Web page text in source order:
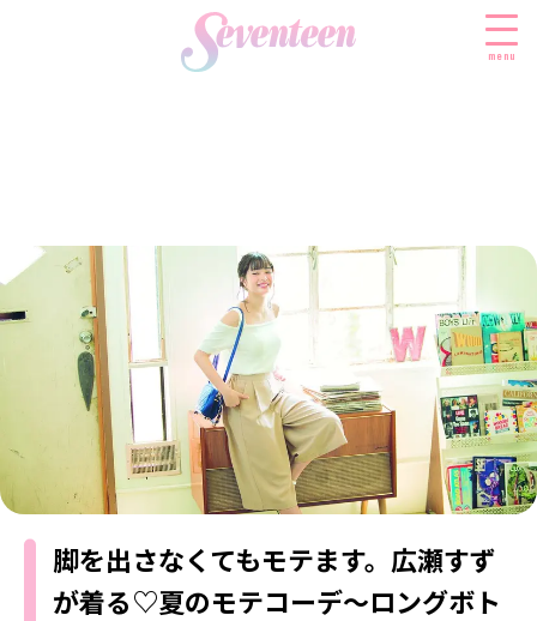
menu
FASHION
ファッションニュース
モデル私服
着回し
着痩せ
BEAUTY
ビューティニュース
トレンドメイク
ベストコスメ
ヘアアレンジ・ヘアケア
スキンケア
ボディケア
SCHOOL
スクールニュース
制服コーデ
学校ヘアメイク
勉強・受験・進路
ENTERTAINMENT
エンタメニュース
なにわ男子
K-POP
LIFESTYLE
ライフスタイルニュース
JKランキング・アワード
モデルの購入品
おでかけ
JK TREND
MODELS
MODEL'S BLOG
脚を出さなくてもモテます。広瀬すず
が着る♡夏のモテコーデ～ロングボト